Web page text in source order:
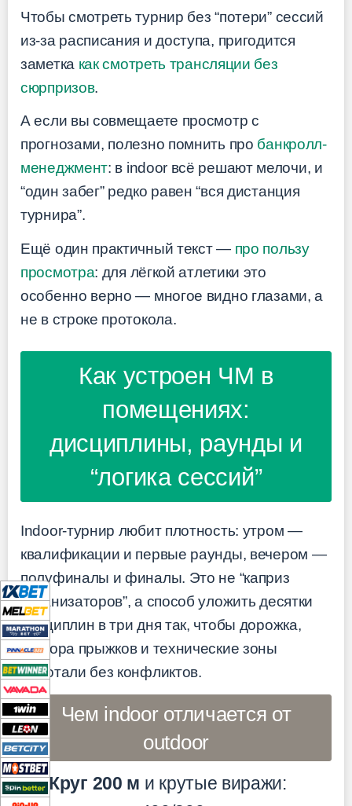
Чтобы смотреть турнир без “потери” сессий
из-за расписания и доступа, пригодится
заметка как смотреть трансляции без
сюрпризов.
А если вы совмещаете просмотр с
прогнозами, полезно помнить про банкролл-
менеджмент: в indoor всё решают мелочи, и
“один забег” редко равен “вся дистанция
турнира”.
Ещё один практичный текст — про пользу
просмотра: для лёгкой атлетики это
особенно верно — многое видно глазами, а
не в строке протокола.
Как устроен ЧМ в
помещениях:
дисциплины, раунды и
“логика сессий”
Indoor-турнир любит плотность: утром —
квалификации и первые раунды, вечером —
полуфиналы и финалы. Это не “каприз
организаторов”, а способ уложить десятки
дисциплин в три дня так, чтобы дорожка,
сектора прыжков и технические зоны
работали без конфликтов.
Чем indoor отличается от
outdoor
Круг 200 м и крутые виражи: